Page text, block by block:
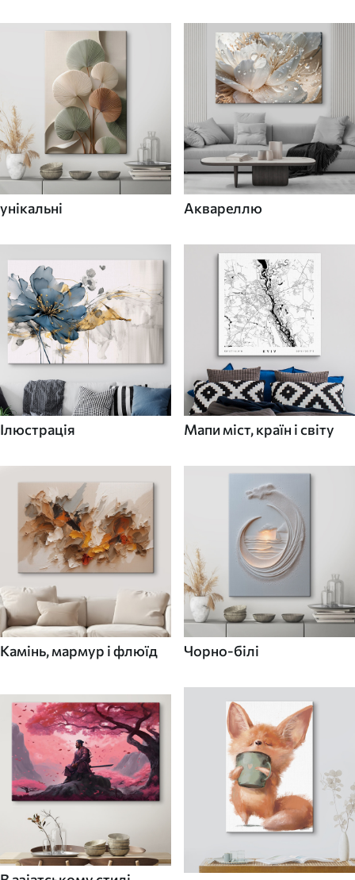
унікальні Аквареллю
Ілюстрація Мапи міст, країн і світу
Камінь, мармур і флюїд Чорно-білі